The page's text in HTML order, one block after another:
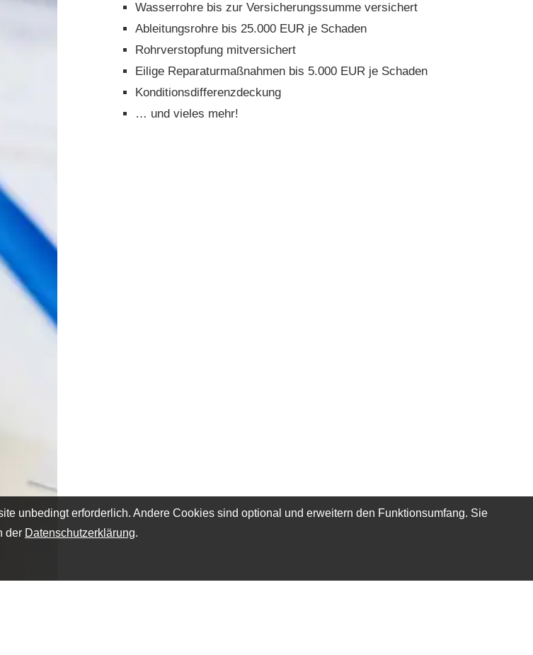
Wasserrohre bis zur Versicherungssumme versichert
Ableitungsrohre bis 25.000 EUR je Schaden
Rohrverstopfung mitversichert
Eilige Reparaturmaßnahmen bis 5.000 EUR je Schaden
Konditionsdifferenzdeckung
… und vieles mehr!
unbedingt erforderlich. Andere Cookies sind optional und erweitern den Funktionsumfang. Sie
der Datenschutzerklärung.